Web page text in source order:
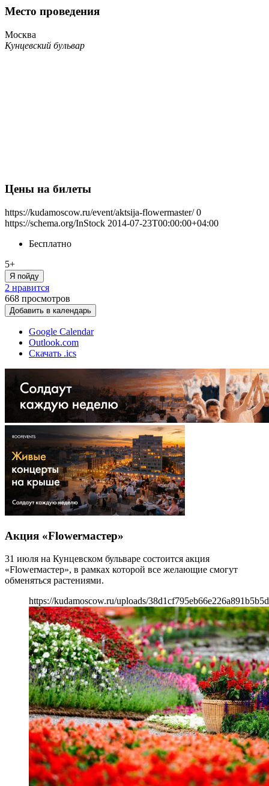
Место проведения
Москва
Кунцевский бульвар
Цены на билеты
https://kudamoscow.ru/event/aktsija-flowermaster/ 0
https://schema.org/InStock 2014-07-23T00:00:00+04:00
Бесплатно
5+
Я пойду
2 нравится
668 просмотров
Добавить в календарь
Google Calendar
Outlook.com
Скачать .ics
Акция «Flowerмастер»
31 июля на Кунцевском бульваре состоится акция
«Flowerмастер», в рамках которой все желающие смогут
обменяться растениями.
https://kudamoscow.ru/uploads/